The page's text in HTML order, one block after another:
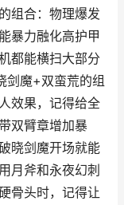
组合：物理爆发
暴力融化高护甲
都能横扫大部分
剑魔+双蛮荒的组
效果，记得给全
双臂章增加暴
晓剑魔开场就能
月斧和永夜幻刺
骨头时，记得让